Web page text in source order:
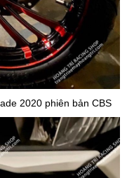
2020 phiên bản CBS